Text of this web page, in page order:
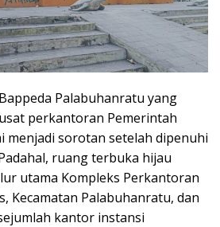
Palabuhanratu yang
perkantoran Pemerintah
menjadi sorotan setelah dipenuhi
ruang terbuka hijau
utama Kompleks Perkantoran
Kecamatan Palabuhanratu, dan
kantor instansi